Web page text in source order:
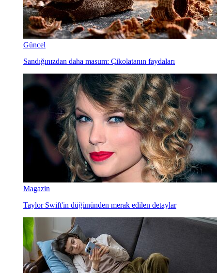
Güncel
Sandığınızdan daha masum: Çikolatanın faydaları
Magazin
Taylor Swift'in düğününden merak edilen detaylar